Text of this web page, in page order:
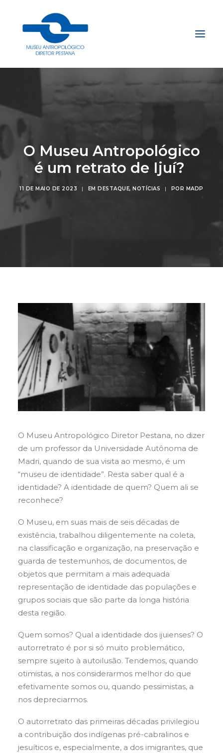
Sobre
Projetos
Gestão do Arquivo Fidene
Conecte
O Museu Antropológico
é um retrato de Ijuí?
11 DE MAIO DE 2023 | EMDESTAQUE,NOTÍCIAS | POR MADP
O Museu Antropológico Diretor Pestana, no dizer
de um professor da Universidade Autônoma de
Madri, quando de sua visita ao mesmo, é um
“museu de identidade”. Resta saber qual é a
identidade? A identidade de quem? Quem ali se
reconhece?
O Museu, em suas mais de seis décadas de
existência, trabalhou diligentemente na coleta,
na classificação e organização, na preservação e
guarda de testemunhos, de documentos, de
objetos que permitam a mais adequada
representação de identidade das populações e
grupos sociais que são parte da longa história
desta região.
Quem somos? Qual a identidade dos ijuienses? O
autorretrato é por si só muito problemático,
sempre sujeito à autoilusão. Tendemos, quando
otimistas, a nos considerarmos melhor do que
efetivamente somos ou, quando pessimistas, a
nos depreciarmos.
O autorretrato das primeiras décadas privilegiou
a contribuição dos indígenas pré-cabralinos e
jesuíticos e, especialmente, a dos imigrantes, que